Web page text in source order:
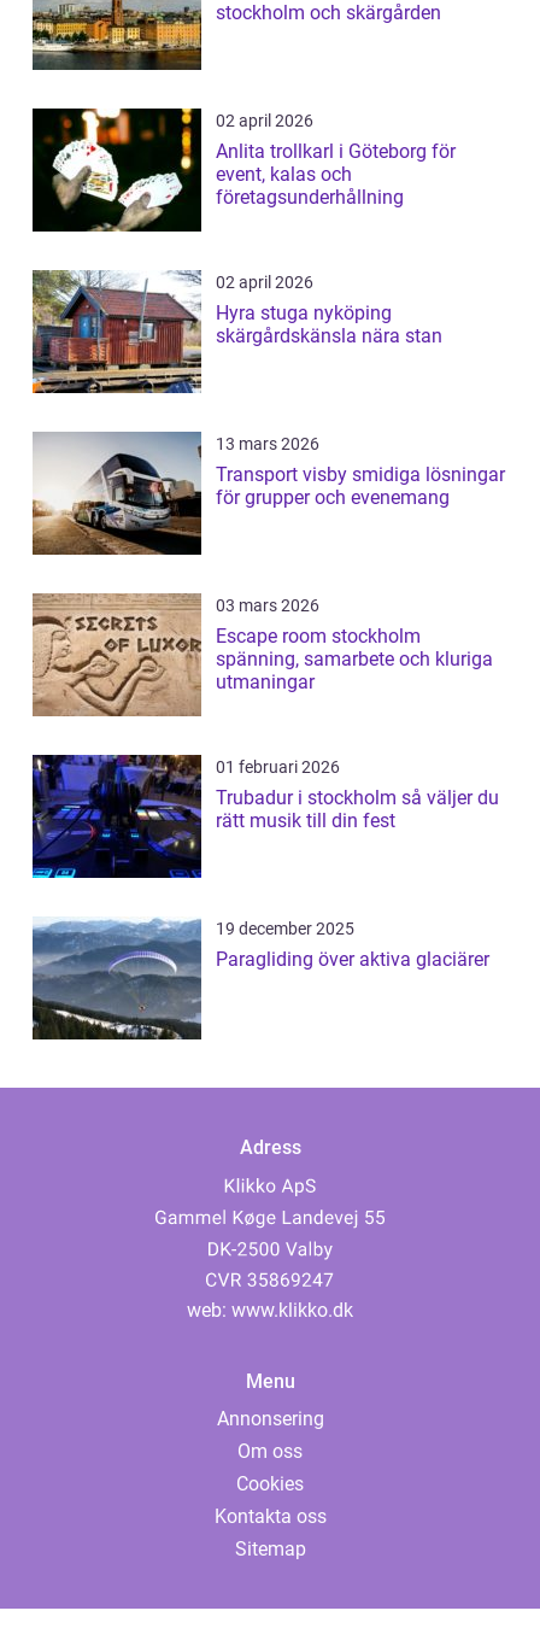
stockholm och skärgården
02 april 2026
Anlita trollkarl i Göteborg för
event, kalas och
företagsunderhållning
02 april 2026
Hyra stuga nyköping
skärgårdskänsla nära stan
13 mars 2026
Transport visby smidiga lösningar
för grupper och evenemang
03 mars 2026
Escape room stockholm
spänning, samarbete och kluriga
utmaningar
01 februari 2026
Trubadur i stockholm så väljer du
rätt musik till din fest
19 december 2025
Paragliding över aktiva glaciärer
Adress
web: www.klikko.dk
Menu
Annonsering
Om oss
Cookies
Kontakta oss
Sitemap